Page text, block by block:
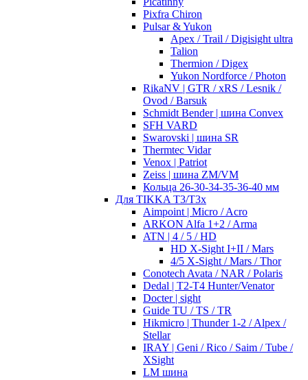
Pixfra Chiron
Pulsar & Yukon
Apex / Trail / Digisight ultra
Talion
Thermion / Digex
Yukon Nordforce / Photon
RikaNV | GTR / xRS / Lesnik /
Ovod / Barsuk
Schmidt Bender | шина Convex
SFH VARD
Swarovski | шина SR
Thermtec Vidar
Venox | Patriot
Zeiss | шина ZM/VM
Кольца 26-30-34-35-36-40 мм
Для TIKKA T3/T3x
Aimpoint | Micro / Acro
ARKON Alfa 1+2 / Arma
ATN | 4 / 5 / HD
HD X-Sight I+II / Mars
4/5 X-Sight / Mars / Thor
Conotech Avata / NAR / Polaris
Dedal | T2-T4 Hunter/Venator
Docter | sight
Guide TU / TS / TR
Hikmicro | Thunder 1-2 / Alpex /
Stellar
IRAY | Geni / Rico / Saim / Tube /
XSight
LM шина